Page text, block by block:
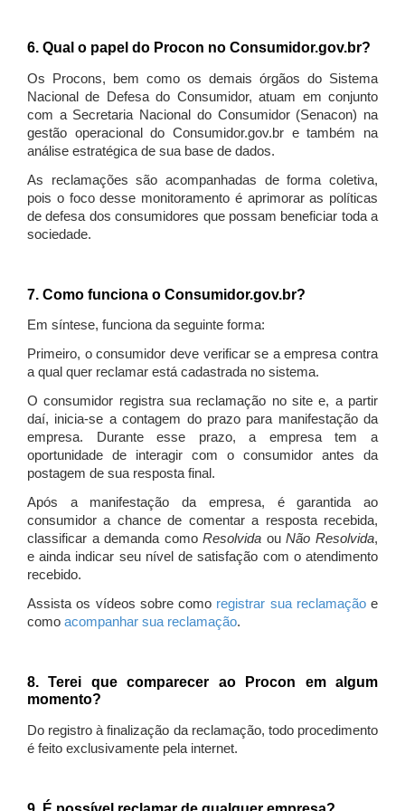
6. Qual o papel do Procon no Consumidor.gov.br?
Os Procons, bem como os demais órgãos do Sistema
Nacional de Defesa do Consumidor, atuam em conjunto
com a Secretaria Nacional do Consumidor (Senacon) na
gestão operacional do Consumidor.gov.br e também na
análise estratégica de sua base de dados.
As reclamações são acompanhadas de forma coletiva,
pois o foco desse monitoramento é aprimorar as políticas
de defesa dos consumidores que possam beneficiar toda a
sociedade.
7. Como funciona o Consumidor.gov.br?
Em síntese, funciona da seguinte forma:
Primeiro, o consumidor deve verificar se a empresa contra
a qual quer reclamar está cadastrada no sistema.
O consumidor registra sua reclamação no site e, a partir
daí, inicia-se a contagem do prazo para manifestação da
empresa. Durante esse prazo, a empresa tem a
oportunidade de interagir com o consumidor antes da
postagem de sua resposta final.
Após a manifestação da empresa, é garantida ao
consumidor a chance de comentar a resposta recebida,
classificar a demanda comoResolvida ouNão Resolvida,
e ainda indicar seu nível de satisfação com o atendimento
recebido.
Assista os vídeos sobre como registrar sua reclamaçãoe
como acompanhar sua reclamação.
8. Terei que comparecer ao Procon em algum
momento?
Do registro à finalização da reclamação, todo procedimento
é feito exclusivamente pela internet.